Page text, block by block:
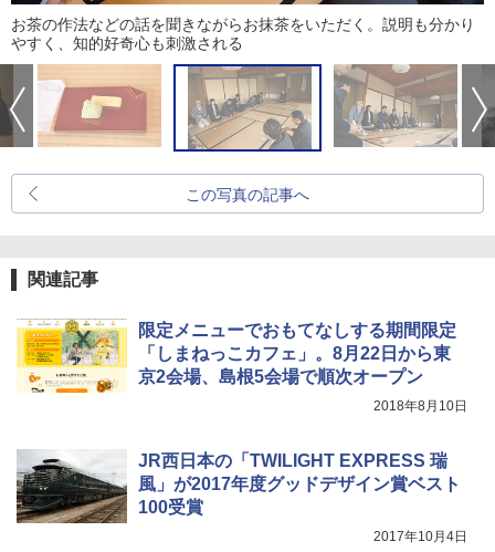
お茶の作法などの話を聞きながらお抹茶をいただく。説明も分かり
やすく、知的好奇心も刺激される
この写真の記事へ
関連記事
限定メニューでおもてなしする期間限定
「しまねっこカフェ」。8月22日から東
京2会場、島根5会場で順次オープン
2018年8月10日
JR西日本の「TWILIGHT EXPRESS 瑞
風」が2017年度グッドデザイン賞ベスト
100受賞
2017年10月4日